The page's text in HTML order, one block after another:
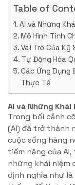
Table of
AI và Những
Mô Hình Tinh
Vai Trò Của Kỹ
Tự Động Hóa
Các Ứng Dụng
Thực Tế
AI và Những Khái
Trong bối cảnh
(AI) đã trở thành
cuộc sống hàng
tiềm năng của
những khái niệm
định nghĩa như